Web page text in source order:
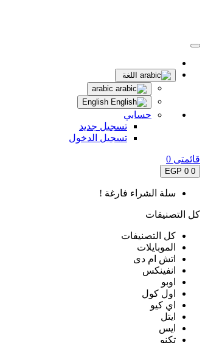
اللغة
حسابي
تسجيل جديد
تسجيل الدخول
قائمتى 0
0
0 EGP
سلة الشراء فارغة !
كل التصنيفات
كل التصنيفات
الموبايلات
اتش ام دى
انفينكس
اوبو
اول كول
اي كيو
ايتل
ايس
تكنو